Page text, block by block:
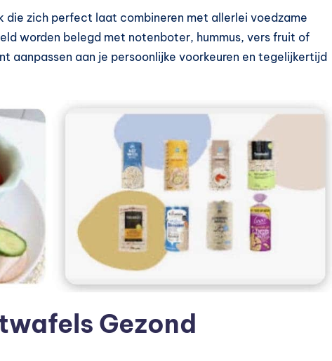
die zich perfect laat combineren met allerlei voedzame
worden belegd met notenboter, hummus, vers fruit of
aanpassen aan je persoonlijke voorkeuren en tegelijkertijd
Gezond